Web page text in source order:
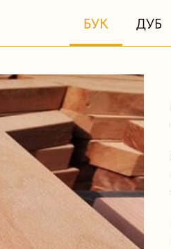
БУК ДУБ